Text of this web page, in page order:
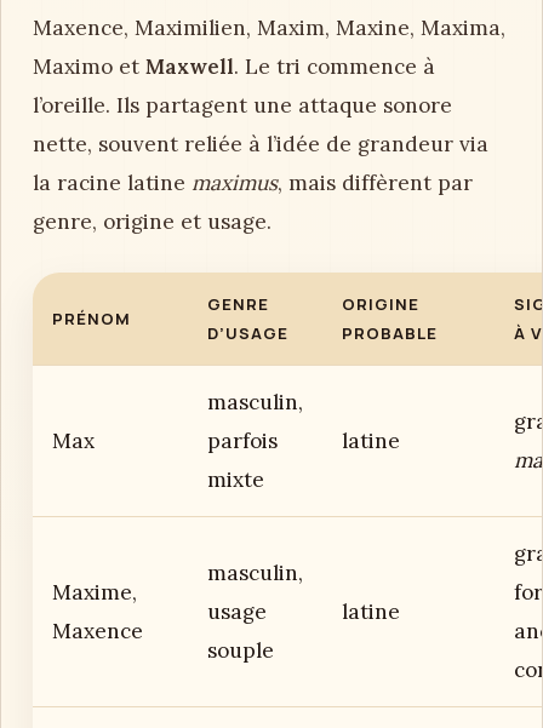
Maxence, Maximilien, Maxim, Maxine, Maxima,
Maximo et Maxwell. Le tri commence à
l’oreille. Ils partagent une attaque sonore
nette, souvent reliée à l’idée de grandeur via
la racine latine maximus, mais diffèrent par
genre, origine et usage.
PRÉNOM
GENRE
D’USAGE
ORIGINE
PROBABLE
À
Max
masculin,
parfois
mixte
latine
Maxime,
Maxence
masculin,
usage
souple
latine